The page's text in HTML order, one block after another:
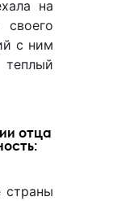
на
с ним
отца
страны